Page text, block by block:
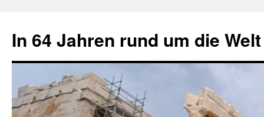
springen
In 64 Jahren rund um die Welt